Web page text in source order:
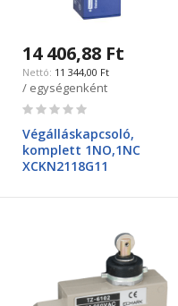
14 406,88 Ft
11 344,00 Ft
/ egységenként
Rating:
Végálláskapcsoló,
komplett 1NO,1NC
XCKN2118G11